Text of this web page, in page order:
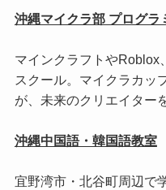
沖縄マイクラ部 プログ
マインクラフトやRoblox
スクール。マイクラカッ
が、未来のクリエイター
沖縄中国語・韓国語教室
宜野湾市・北谷町周辺で